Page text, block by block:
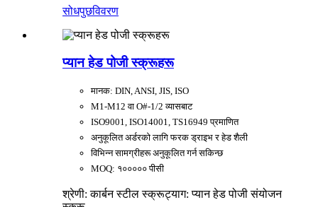
सोधपुछविवरण
प्यान हेड पोजी स्क्रूहरू
मानक: DIN, ANSI, JIS, ISO
M1-M12 वा O#-1/2 व्यासबाट
ISO9001, ISO14001, TS16949 प्रमाणित
अनुकूलित अर्डरको लागि फरक ड्राइभ र हेड शैली
विभिन्न सामग्रीहरू अनुकूलित गर्न सकिन्छ
MOQ: १००००० पीसी
श्रेणी: कार्बन स्टील स्क्रूट्याग: प्यान हेड पोजी संयोजन